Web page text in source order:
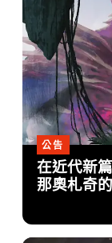
公告
在近代新
那奧札奇